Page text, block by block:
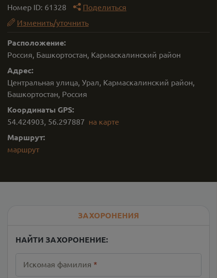
Номер ID: 61328
Поделиться
Изменить/уточнить
Расположение:
Россия, Башкортостан, Кармаскалинский район
Адрес:
Центральная улица, Урал, Кармаскалинский район,
Башкортостан, Россия
Координаты GPS:
54.424903, 56.297887 на карте
Маршрут:
маршрут
ЗАХОРОНЕНИЯ
НАЙТИ ЗАХОРОНЕНИЕ:
Искомая фамилия *